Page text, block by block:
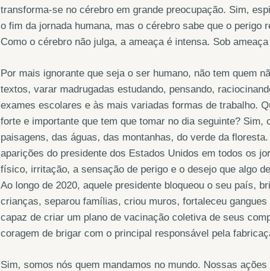
transforma-se no cérebro em grande preocupação. Sim,
o fim da jornada humana, mas o cérebro sabe que o perigo
Como o cérebro não julga, a ameaça é intensa. Sob
Por mais ignorante que seja o ser humano, não tem quem
textos, varar madrugadas estudando, pensando,
exames escolares e às mais variadas formas de trabalho.
forte e importante que tem que tomar no dia seguinte?
paisagens, das águas, das montanhas, do verde da
aparições do presidente dos Estados Unidos em todos os
físico, irritação, a sensação de perigo e o desejo que algo
Ao longo de 2020, aquele presidente bloqueou o seu país,
crianças, separou famílias, criou muros, fortaleceu
capaz de criar um plano de vacinação coletiva de seus
coragem de brigar com o principal responsável pela
Sim, somos nós quem mandamos no mundo. Nossas